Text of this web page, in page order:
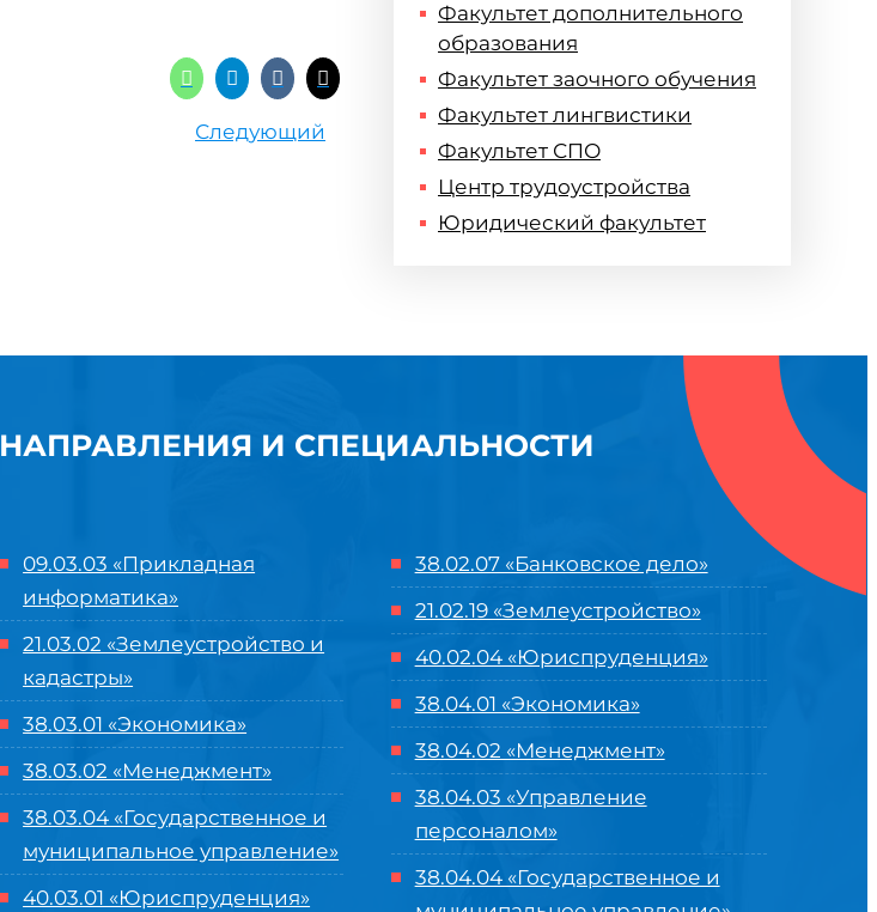
Следующий
Факультет дополнительного
образования
Факультет заочного обучения
Факультет лингвистики
Факультет СПО
Центр трудоустройства
Юридический факультет
НАПРАВЛЕНИЯ И СПЕЦИАЛЬНОСТИ
09.03.03 «Прикладная
информатика»
21.03.02 «Землеустройство и
кадастры»
38.03.01 «Экономика»
38.03.02 «Менеджмент»
38.03.04 «Государственное и
муниципальное управление»
40.03.01 «Юриспруденция»
38.02.07 «Банковское дело»
21.02.19 «Землеустройство»
40.02.04 «Юриспруденция»
38.04.01 «Экономика»
38.04.02 «Менеджмент»
38.04.03 «Управление
персоналом»
38.04.04 «Государственное и